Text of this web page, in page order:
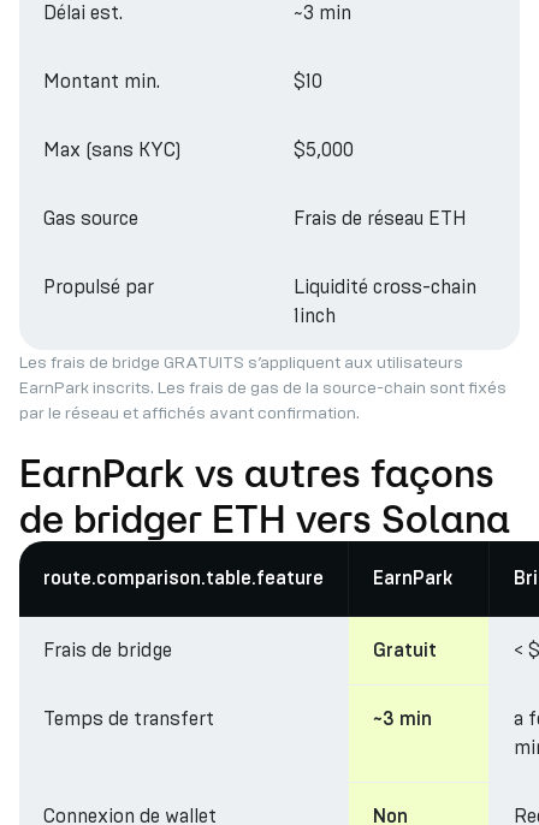
Délai est. ~3 min
Montant min. $10
Max (sans KYC) $5,000
Gas source Frais de réseau ETH
Propulsé par
Liquidité cross-chain
1inch
Les frais de bridge GRATUITS s’appliquent aux utilisateurs
EarnPark inscrits. Les frais de gas de la source-chain sont fixés
par le réseau et affichés avant confirmation.
EarnPark vs autres façons
de bridger ETH vers Solana
route.comparison.table.feature EarnPark
Frais de bridge Gratuit <
Temps de transfert ~3 min
a
Connexion de wallet Non